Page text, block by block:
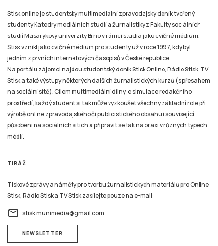
Stisk online je studentský multimediální zpravodajský deník tvořený
studenty Katedry mediálních studií a žurnalistiky z Fakulty sociálních
studií Masarykovy univerzity Brno v rámci studia jako cvičné médium.
Stisk vznikl jako cvičné médium pro studenty už v roce 1997, kdy byl
jedním z prvních internetových časopisů v České republice.
Na portálu zájemci najdou studentský deník Stisk Online, Rádio Stisk, TV
Stisk a také výstupy některých dalších žurnalistických kurzů (s přesahem
na sociální sítě). Cílem multimediální dílny je simulace redakčního
prostředí, každý student si tak může vyzkoušet všechny základní role při
výrobě online zpravodajského či publicistického obsahu i související
působení na sociálních sítích a připravit se tak na praxi v různých typech
médií.
TIRÁŽ
Tiskové zprávy a náměty pro tvorbu žurnalistických materiálů pro Online
Stisk, Rádio Stisk a TV Stisk zasílejte pouze na e-mail:
email stisk.munimedia@gmail.com
NEWSLETTER